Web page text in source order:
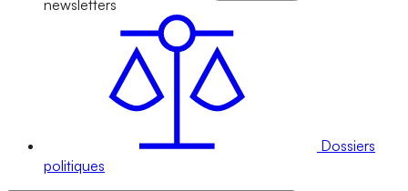
newsletters
Dossiers
politiques